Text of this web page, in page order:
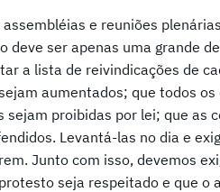
e reuniões
deve ser apenas uma grande
a lista de reivindicações de
aumentados; que todos
sejam proibidas por lei; que as
Levantá-las no dia e
Junto com isso, devemos
seja respeitado e que o